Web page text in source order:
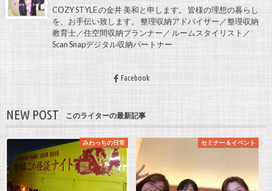
COZY STYLE の金井 美和と申します。 皆様の理想の暮らし
を、お手伝い致します。 整理収納アドバイザー／整理収納
教育士／住空間収納プランナー／ ルームスタイリスト／
Scan Snapデジタル収納パートナー
Facebook
NEW POST このライターの最新記事
みわっちの日常 セミナー＆イベント